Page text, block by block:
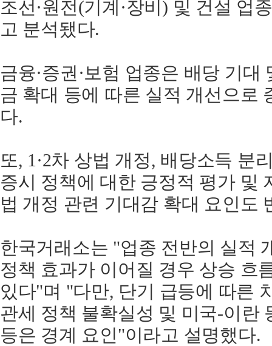
조선·원전(기계·장비) 및 건설 업
고 분석됐다.
금융·증권·보험 업종은 배당 기
금 확대 등에 따른 실적 개선으로
다.
또, 1·2차 상법 개정, 배당소득 분
증시 정책에 대한 긍정적 평가 및
법 개정 관련 기대감 확대 요인도
한국거래소는 "업종 전반의 실적
정책 효과가 이어질 경우 상승 흐
있다"며 "다만, 단기 급등에 따른
관세 정책 불확실성 및 미국-이란
등은 경계 요인"이라고 설명했다.